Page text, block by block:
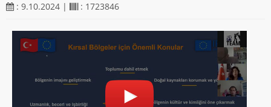
: 9.10.2024 |
: 1723846